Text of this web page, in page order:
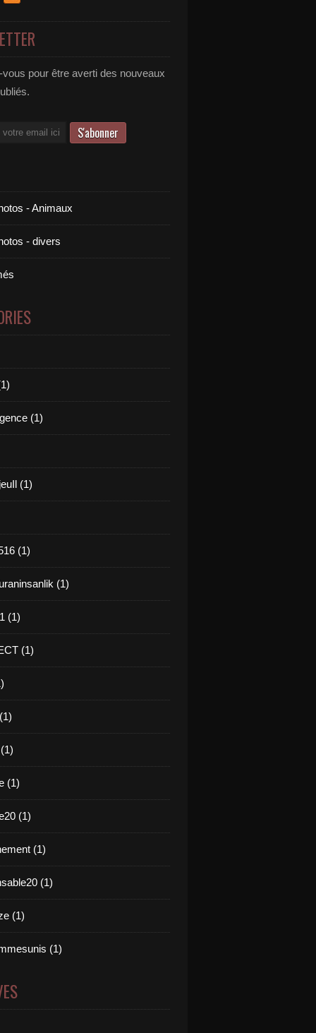
pour être averti des nouveaux
- Animaux
- divers
(1)
(1)
(1)
(1)
(1)
(1)
(1)
(1)
(1)
(1)
(1)
(1)